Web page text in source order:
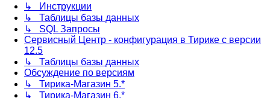
↳ Инструкции
↳ Таблицы базы данных
↳ SQL Запросы
Сервисный Центр - конфигурация в Тирике с версии
12.5
↳ Таблицы базы данных
Обсуждение по версиям
↳ Тирика-Магазин 5.*
↳ Тирика-Магазин 6.*